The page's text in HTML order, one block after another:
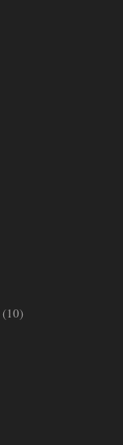
(10)